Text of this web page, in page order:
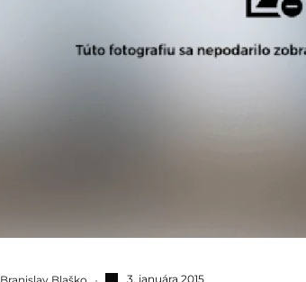
3. januára 2015